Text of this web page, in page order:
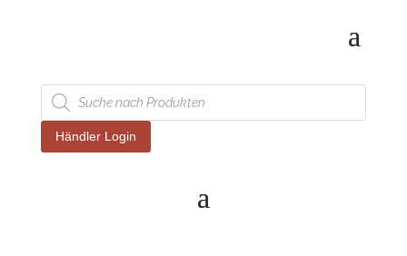
Products
search
Händler Login